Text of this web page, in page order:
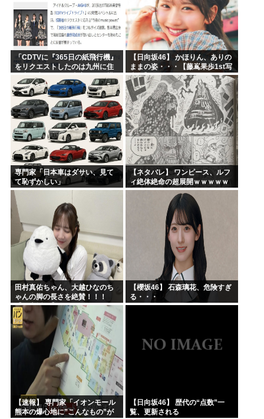
「CDTVに『365日の紙飛行機』
をリクエストしたのは九州に住
む中学生」←この事実って結構
デカいよな【AKB48】
【日向坂46】 かほりん、ありの
ままの姿・・・【藤嶌果歩1st写
真集】
専門家「日本車はダサい、見て
て恥ずかしい」
【ネタバレ】 ワンピース、ルフ
ィ絶体絶命の超展開ｗｗｗｗｗ
ｗｗｗｗｗｗｗｗｗｗｗｗｗｗ
ｗｗｗｗｗｗｗｗｗｗｗｗｗｗ
ｗｗｗｗｗｗｗｗｗｗｗｗ...
田村真佑ちゃん、大越ひなのち
ゃんの脚の長さを絶賛！！！
【乃木坂46】
【櫻坂46】 石森璃花、危険すぎ
る・・・
【速報】 専門家「イオンモール
熊本の爆心地に”こんなもの”が
【日向坂46】 歴代の“点数”一
覧、更新される